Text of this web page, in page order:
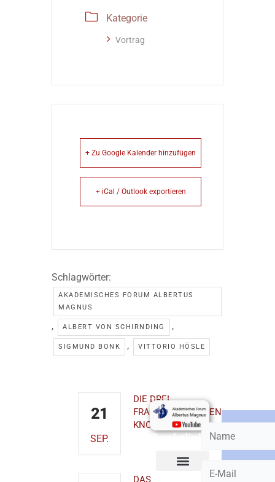
Kategorie
Vortrag
+ Zu Google Kalender hinzufügen
+ iCal / Outlook exportieren
Schlagwörter:
AKADEMISCHES FORUM ALBERTUS
MAGNUS
, ALBERT VON SCHIRNDING ,
SIGMUND BONK , VITTORIO HÖSLE
AKADEMISCHES
21
SEP.
DIE DREI
FRANZISKANISCHEN
KNOTEN
EmmeramForum
DAS
Rechtliches